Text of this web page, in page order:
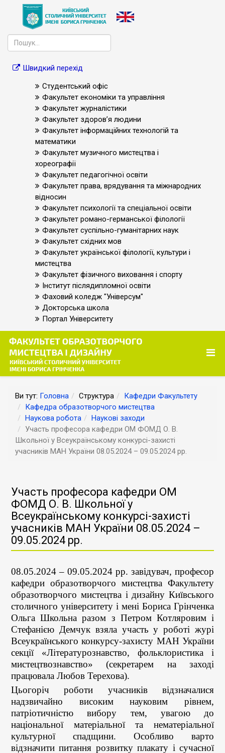
Швидкий перехід
Студентський офіс
Факультет економіки та управління
Факультет журналістики
Факультет здоров’я людини
Факультет інформаційних технологій та
математики
Факультет музичного мистецтва і
хореографії
Факультет педагогічної освіти
Факультет права, врядування та міжнародних
відносин
Факультет психології та спеціальної освіти
Факультет романо-германської філології
Факультет суспільно-гуманітарних наук
Факультет східних мов
Факультет української філології, культури і
мистецтва
Факультет фізичного виховання і спорту
Інститут післядипломної освіти
Фаховий коледж "Універсум"
Докторська школа
Портал Університету
Ви тут: Головна Структура
Кафедри Факультету
Кафедра образотворчого мистецтва
Наукова робота
Наукові заходи
Участь професора кафедри ОМ ФОМД О. В.
Школьної у Всеукраїнському конкурсі-захисті
учасників МАН України 08.05.2024 – 09.05.2024 рр.
Участь професора кафедри ОМ
ФОМД О. В. Школьної у
Всеукраїнському конкурсі-захисті
учасників МАН України 08.05.2024 –
09.05.2024 рр.
08.05.2024 – 09.05.2024 рр. завідувач, професор
кафедри образотворчого мистецтва Факультету
образотворчого мистецтва і дизайну Київського
столичного університету і мені Бориса Грінченка
Ольга Школьна разом з Петром Котляровим і
Стефанією Демчук взяла участь у роботі журі
Всеукраїнського конкурсу-захисту МАН України
секції «Літературознавство, фольклористика і
мистецтвознавство» (секретарем на заході
працювала Любов Терехова).
Цьогоріч роботи учасників відзначалися
надзвичайно високим науковим рівнем,
патріотичністю вибору тем, увагою до
національної матеріальної та нематеріальної
культурної спадщини. Особливо варто
відзначити питання розвитку плакату і сучасної